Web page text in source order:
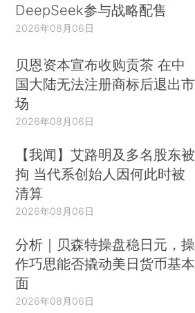
DeepSeek参与战略配售
2026年08月06日
贝恩资本宣布收购贡茶 在中
国大陆无法注册商标后退出市
场
2026年08月06日
【我闻】艾路明及多名股东被
拘 当代系创始人因何此时被
清算
2026年08月06日
分析｜贝森特操盘稳日元，操
作巧思能否撬动美日货币基本
面
2026年08月06日